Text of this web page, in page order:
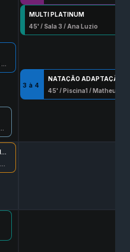
COORDENAÇÃO E HABILIDADES
MULTI PLATINUM
45' / Sala 3 / Ana Luzio
NATAÇÃO ADAPTAÇÃO
3 à 4
45' /Piscina1 /Matheus Barros Santana